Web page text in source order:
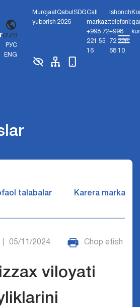
O'ZB
РУС
ENG
Murojaat
yuborish
Qabul
2026
SDGCall
markaz:
+998 72
221 55
16
Ishonch
telefoni:
+998
72 226
68 10
talabalar Karera markazi
05/11/2024 Chop etish
viloyati